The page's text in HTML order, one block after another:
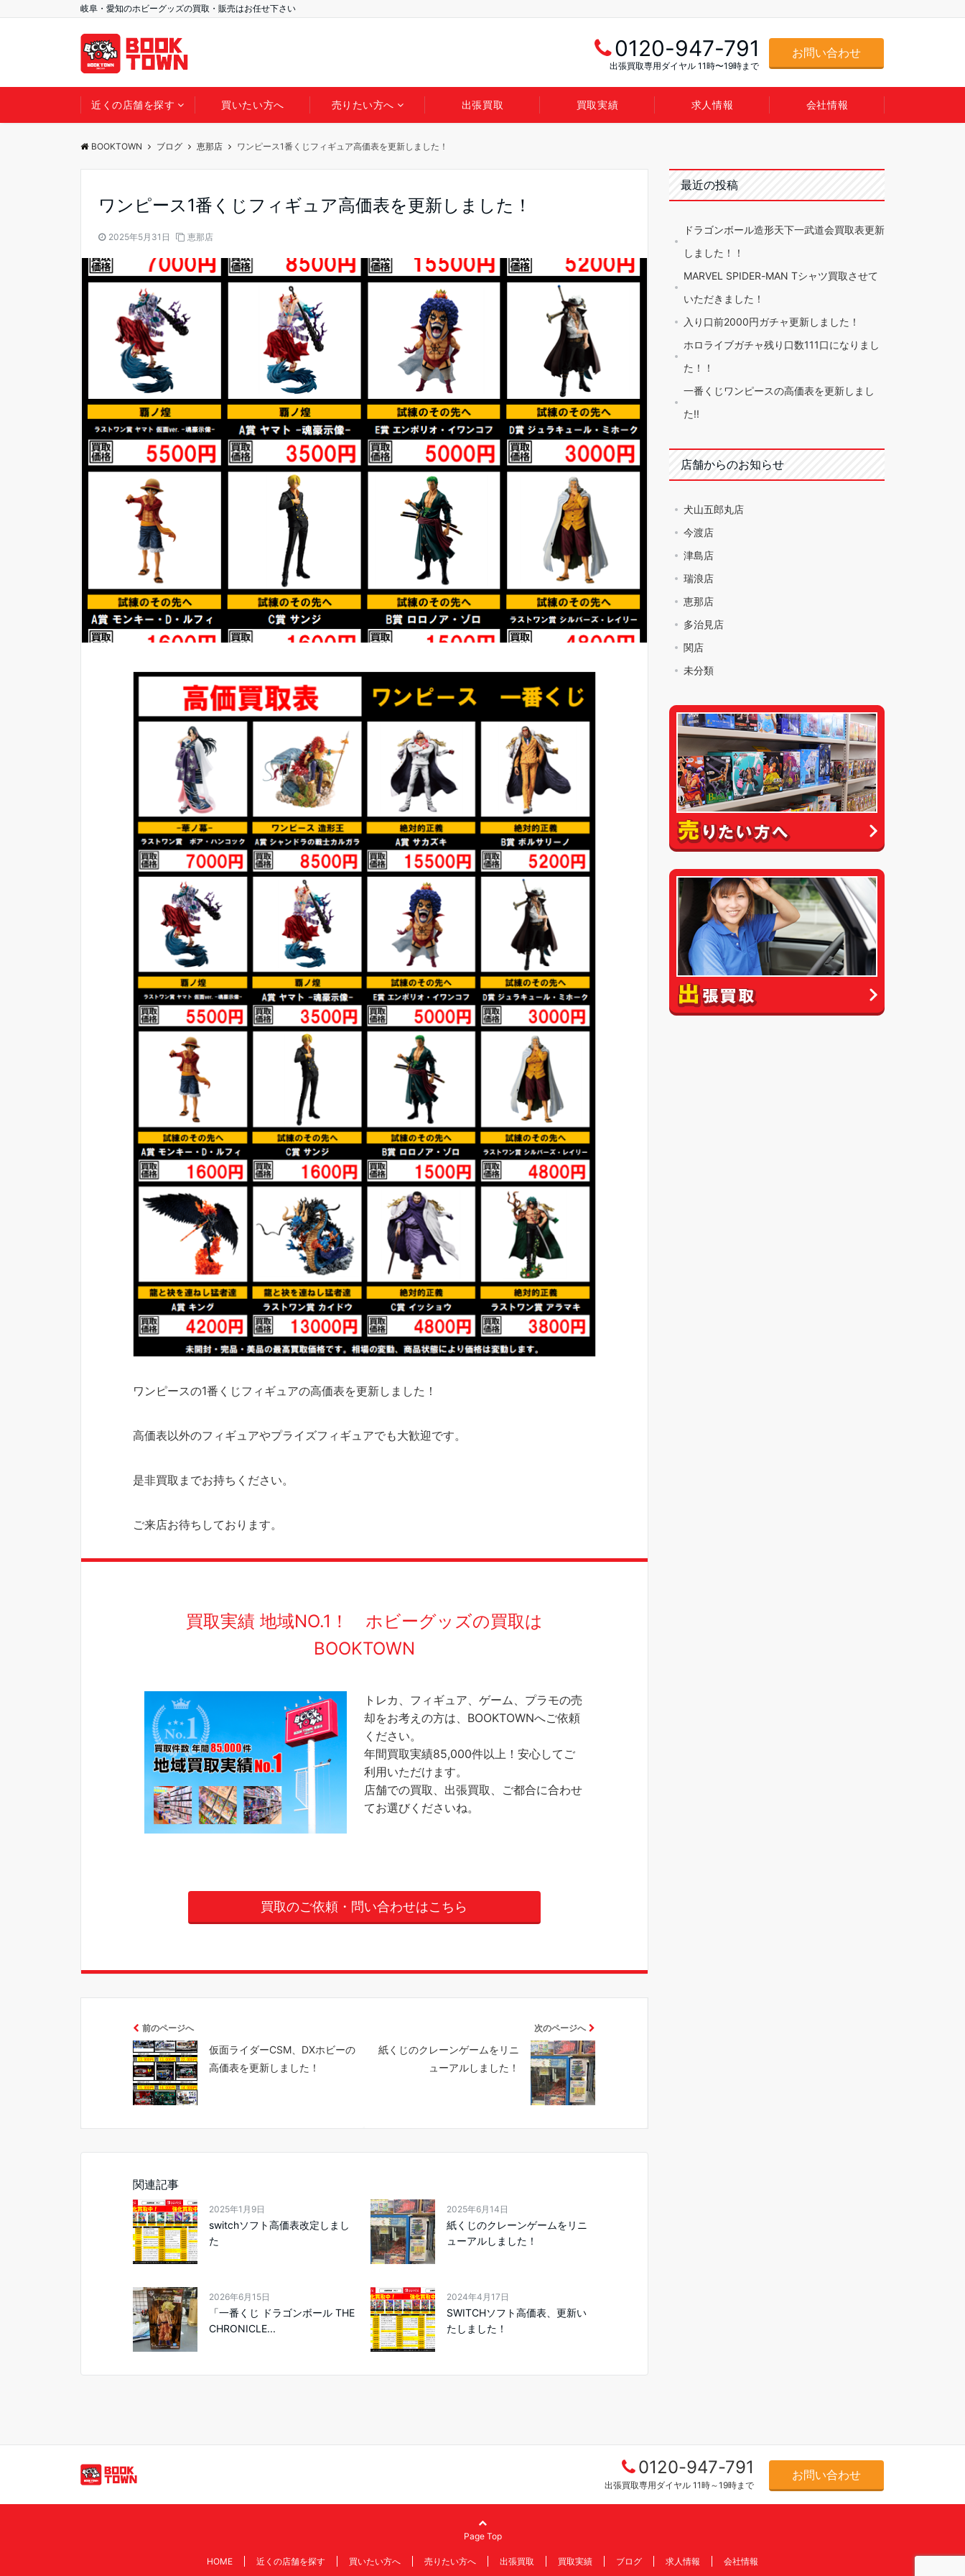
岐阜・愛知のホビーグッズの買取・販売はお任せ下さい
0120-947-791
出張買取専用ダイヤル 11時〜19時まで
お問い合わせ
近くの店舗を探す 買いたい方へ 売りたい方へ 出張買取 買取実績 求人情報 会社情報
BOOKTOWN ブログ 恵那店 ワンピース1番くじフィギュア高価表を更新しました！
ワンピース1番くじフィギュア高価表を更新しました！
2025年5月31日 恵那店
ワンピースの1番くじフィギュアの高価表を更新しました！
高価表以外のフィギュアやプライズフィギュアでも大歓迎です。
是非買取までお持ちください。
ご来店お待ちしております。
買取実績 地域NO.1！ ホビーグッズの買取は
BOOKTOWN
トレカ、フィギュア、ゲーム、プラモの売
却をお考えの方は、BOOKTOWNへご依頼
ください。
年間買取実績85,000件以上！安心してご
利用いただけます。
店舗での買取、出張買取、ご都合に合わせ
てお選びくださいね。
買取のご依頼・問い合わせはこちら
前のページへ
仮面ライダーCSM、DXホビーの
高価表を更新しました！
次のページへ
紙くじのクレーンゲームをリニ
ューアルしました！
関連記事
2025年1月9日
switchソフト高価表改定しまし
た
2025年6月14日
紙くじのクレーンゲームをリニ
ューアルしました！
2026年6月15日
「一番くじ ドラゴンボール THE
CHRONICLE...
2024年4月17日
SWITCHソフト高価表、更新い
たしました！
最近の投稿
ドラゴンボール造形天下一武道会買取表更新
しました！！
MARVEL SPIDER-MAN Tシャツ買取させて
いただきました！
入り口前2000円ガチャ更新しました！
ホロライブガチャ残り口数111口になりまし
た！！
一番くじワンピースの高価表を更新しまし
た!!
店舗からのお知らせ
犬山五郎丸店
今渡店
津島店
瑞浪店
恵那店
多治見店
関店
未分類
0120-947-791
出張買取専用ダイヤル 11時～19時まで
お問い合わせ
Page Top
HOME 近くの店舗を探す 買いたい方へ 売りたい方へ 出張買取 買取実績 ブログ 求人情報 会社情報